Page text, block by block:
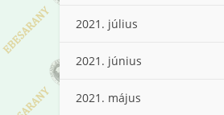
2021. július
2021. június
2021. május